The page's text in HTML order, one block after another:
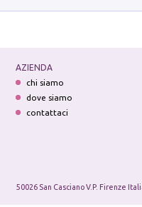
AZIENDA
chi siamo
dove siamo
contattaci
50026 San Casciano V.P. Firenze